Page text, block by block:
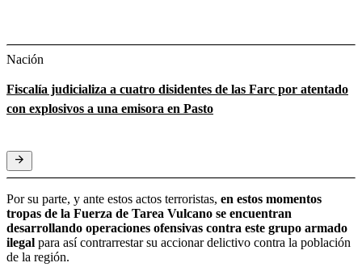
Nación
Fiscalía judicializa a cuatro disidentes de las Farc por atentado
con explosivos a una emisora en Pasto
Por su parte, y ante estos actos terroristas, en estos momentos
tropas de la Fuerza de Tarea Vulcano se encuentran
desarrollando operaciones ofensivas contra este grupo armado
ilegal para así contrarrestar su accionar delictivo contra la población
de la región.